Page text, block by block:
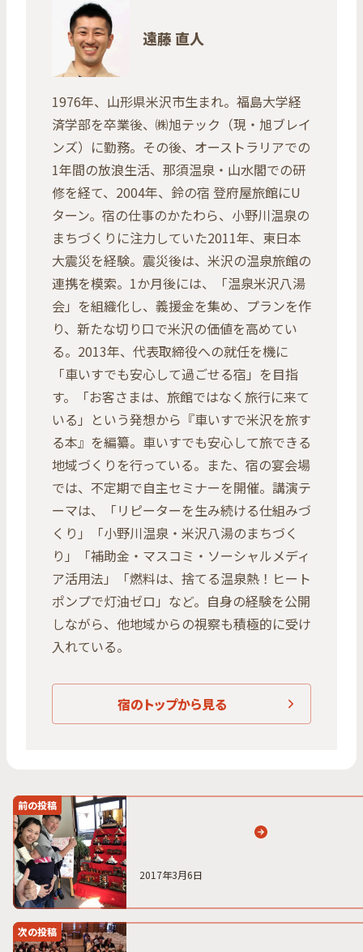
遠藤 直人
1976年、山形県米沢市生まれ。福島大学経
済学部を卒業後、㈱旭テック（現・旭ブレイ
ンズ）に勤務。その後、オーストラリアでの
1年間の放浪生活、那須温泉・山水閣での研
修を経て、2004年、鈴の宿 登府屋旅館にU
ターン。宿の仕事のかたわら、小野川温泉の
まちづくりに注力していた2011年、東日本
大震災を経験。震災後は、米沢の温泉旅館の
連携を模索。1か月後には、「温泉米沢八湯
会」を組織化し、義援金を集め、プランを作
り、新たな切り口で米沢の価値を高めてい
る。2013年、代表取締役への就任を機に
「車いすでも安心して過ごせる宿」を目指
す。「お客さまは、旅館ではなく旅行に来て
いる」という発想から『車いすで米沢を旅す
る本』を編纂。車いすでも安心して旅できる
地域づくりを行っている。また、宿の宴会場
では、不定期で自主セミナーを開催。講演テ
ーマは、「リピーターを生み続ける仕組みづ
くり」「小野川温泉・米沢八湯のまちづく
り」「補助金・マスコミ・ソーシャルメディ
ア活用法」「燃料は、捨てる温泉熱！ヒート
ポンプで灯油ゼロ」など。自身の経験を公開
しながら、他地域からの視察も積極的に受け
入れている。
宿のトップから見る
前の投稿
2017年3月6日
次の投稿